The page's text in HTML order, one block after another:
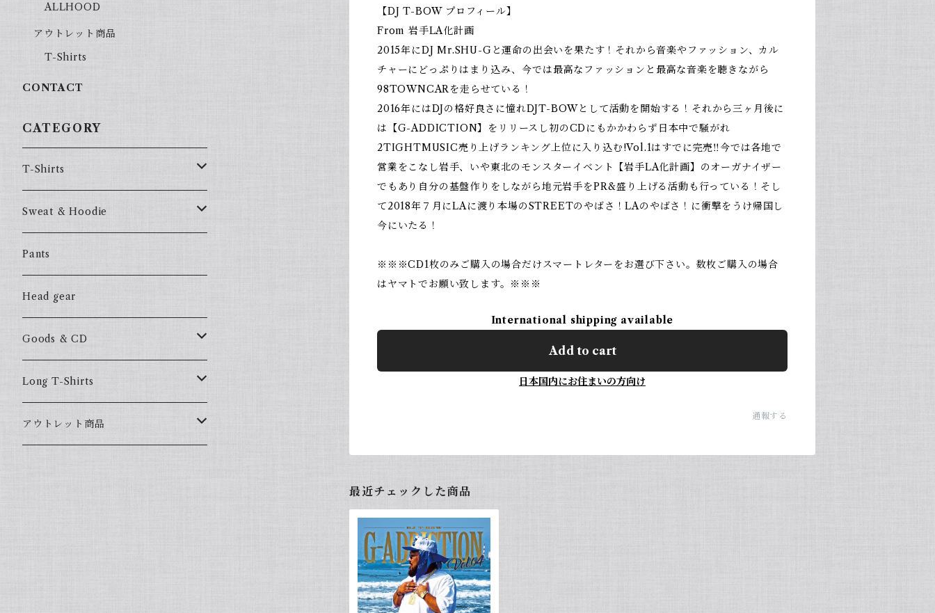
【DJ T-BOW プロフィール】
From 岩手LA化計画
2015年にDJ Mr.SHU-Gと運命の出会いを果たす！それから音楽やファッション、カル
チャーにどっぷりはまり込み、今では最高なファッションと最高な音楽を聴きながら
98TOWNCARを走らせている！
2016年にはDJの格好良さに憧れDJT-BOWとして活動を開始する！それから三ヶ月後に
は【G-ADDICTION】をリリースし初のCDにもかかわらず日本中で騒がれ
2TIGHTMUSIC売り上げランキング上位に入り込む!Vol.1はすでに完売‼︎今では各地で
営業をこなし岩手、いや東北のモンスターイベント【岩手LA化計画】のオーガナイザー
でもあり自分の基盤作りをしながら地元岩手をPR&盛り上げる活動も行っている！そし
て2018年７月にLAに渡り本場のSTREETのやばさ！LAのやばさ！に衝撃をうけ帰国し
今にいたる！
※※※CD1枚のみご購入の場合だけスマートレターをお選び下さい。数枚ご購入の場合
はヤマトでお願い致します。※※※
International shipping available
Add to cart
日本国内にお住まいの方向け
通報する
最近チェックした商品
ALLHOOD
アウトレット商品
T-Shirts
CONTACT
CATEGORY
T-Shirts
57Fake
ALL HOOD
HOODSTAR
BIG HOMIE
Sweat & Hoodie
57Fake
ALL HOOD
HOODSTAR
BIG HOMIE
Pants
Head gear
Goods & CD
Mix CD
YamaGata Playerz
Long T-Shirts
ALLHOOD
アウトレット商品